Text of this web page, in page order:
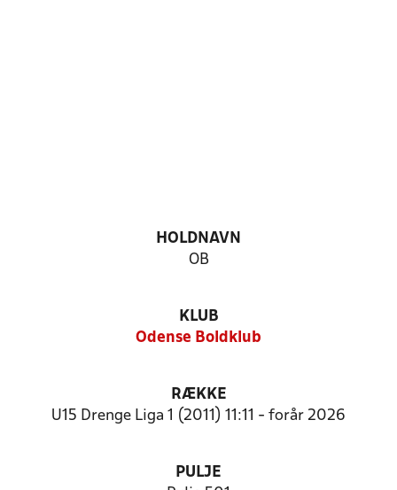
HOLDNAVN
OB
KLUB
Odense Boldklub
RÆKKE
U15 Drenge Liga 1 (2011) 11:11 - forår 2026
PULJE